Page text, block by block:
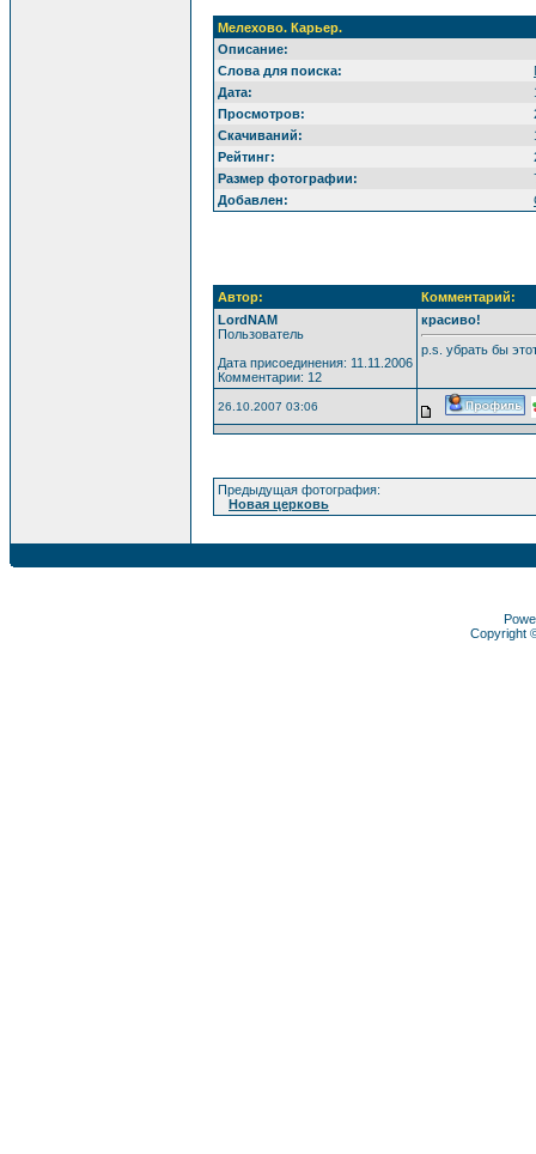
Мелехово. Карьер.
Описание:
Слова для поиска:
Дата:
Просмотров:
Скачиваний:
Рейтинг:
Размер фотографии:
Добавлен:
Автор:
Комментарий:
LordNAM
Пользователь
Дата присоединения: 11.11.2006
Комментарии: 12
красиво!
p.s. убрать бы
26.10.2007 03:06
Предыдущая фотография:
Новая церковь
Copyright